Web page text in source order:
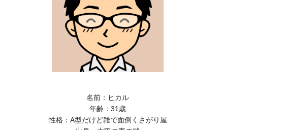
名前：ヒカル
年齢：31歳
性格：A型だけど雑で面倒くさがり屋